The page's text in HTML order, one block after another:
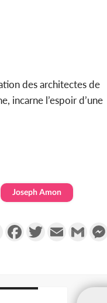
des architectes de
incarne l’espoir d’une
Joseph Amon
PartagerFacebookTwitterEmail Gmail